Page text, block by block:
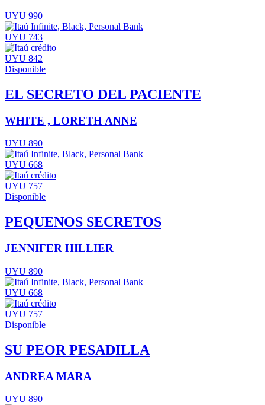
UYU 990
UYU 743
UYU 842
Disponible
EL SECRETO DEL PACIENTE
WHITE , LORETH ANNE
UYU 890
UYU 668
UYU 757
Disponible
PEQUENOS SECRETOS
JENNIFER HILLIER
UYU 890
UYU 668
UYU 757
Disponible
SU PEOR PESADILLA
ANDREA MARA
UYU 890